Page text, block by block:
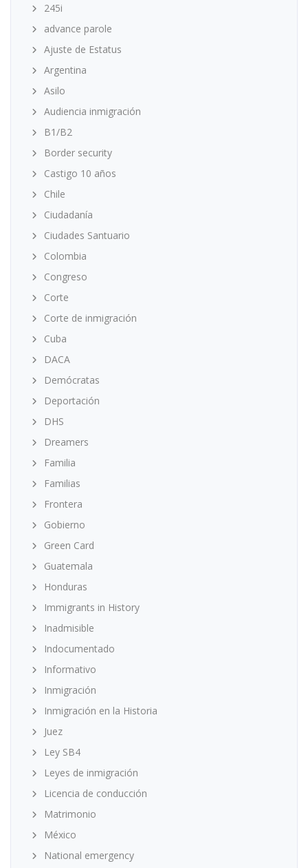
245i
advance parole
Ajuste de Estatus
Argentina
Asilo
Audiencia inmigración
B1/B2
Border security
Castigo 10 años
Chile
Ciudadanía
Ciudades Santuario
Colombia
Congreso
Corte
Corte de inmigración
Cuba
DACA
Demócratas
Deportación
DHS
Dreamers
Familia
Familias
Frontera
Gobierno
Green Card
Guatemala
Honduras
Immigrants in History
Inadmisible
Indocumentado
Informativo
Inmigración
Inmigración en la Historia
Juez
Ley SB4
Leyes de inmigración
Licencia de conducción
Matrimonio
México
National emergency